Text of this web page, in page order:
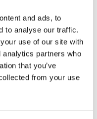
and ads, to
to analyse our traffic.
use of our site with
analytics partners who
that you’ve
from your use
of time.
ment the
are so
doing a
know that